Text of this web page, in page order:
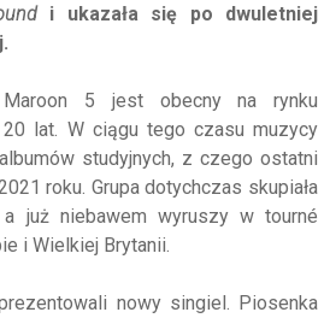
i ukazała się po dwuletniej
Maroon 5 jest obecny na rynku
lat. W ciągu tego czasu muzycy
studyjnych, z czego ostatni
roku. Grupa dotychczas skupiała
a już niebawem wyruszy w tourné
i Wielkiej Brytanii.
nowy singiel. Piosenka